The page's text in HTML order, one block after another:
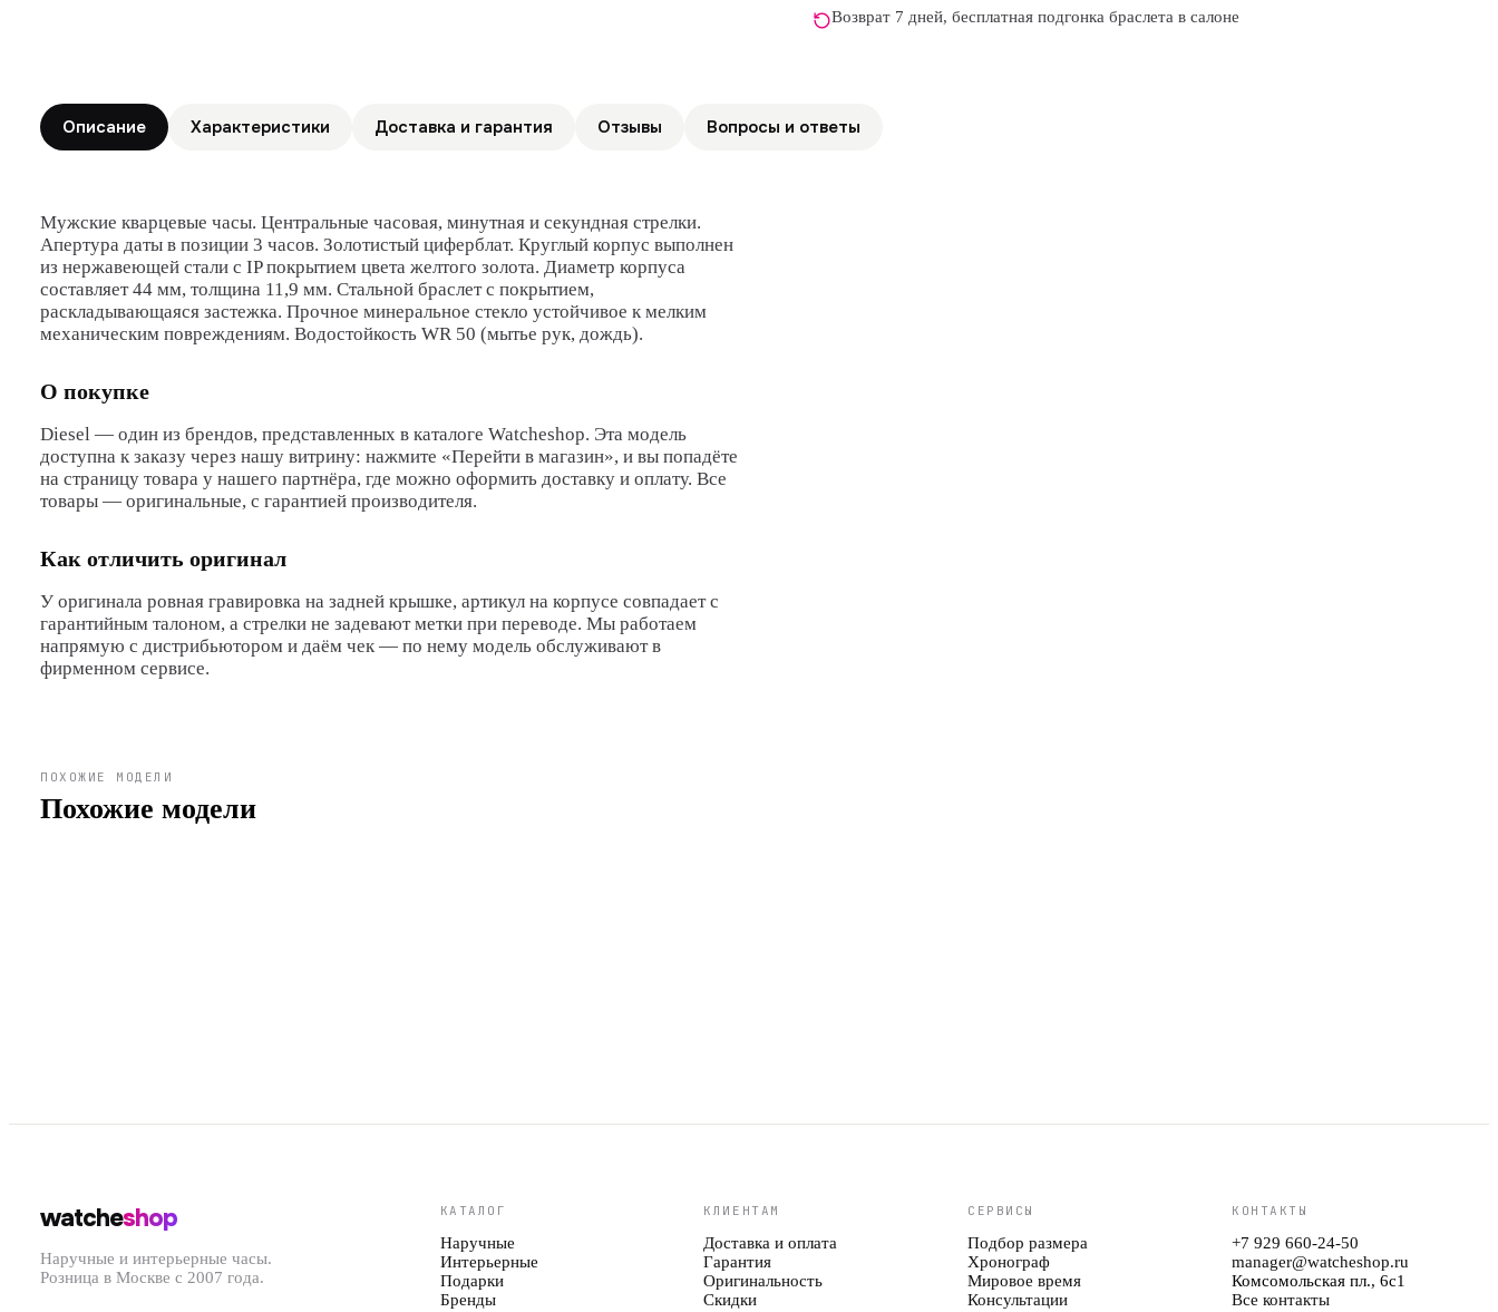
Возврат 7 дней, бесплатная подгонка браслета в салоне
Описание Характеристики Доставка и гарантия Отзывы Вопросы и ответы
Мужские кварцевые часы. Центральные часовая, минутная и секундная стрелки.
Апертура даты в позиции 3 часов. Золотистый циферблат. Круглый корпус выполнен
из нержавеющей стали с IP покрытием цвета желтого золота. Диаметр корпуса
составляет 44 мм, толщина 11,9 мм. Стальной браслет с покрытием,
раскладывающаяся застежка. Прочное минеральное стекло устойчивое к мелким
механическим повреждениям. Водостойкость WR 50 (мытье рук, дождь).
О покупке
Diesel — один из брендов, представленных в каталоге Watcheshop. Эта модель
доступна к заказу через нашу витрину: нажмите «Перейти в магазин», и вы попадёте
на страницу товара у нашего партнёра, где можно оформить доставку и оплату. Все
товары — оригинальные, с гарантией производителя.
Как отличить оригинал
У оригинала ровная гравировка на задней крышке, артикул на корпусе совпадает с
гарантийным талоном, а стрелки не задевают метки при переводе. Мы работаем
напрямую с дистрибьютором и даём чек — по нему модель обслуживают в
фирменном сервисе.
ПОХОЖИЕ МОДЕЛИ
Похожие модели
watcheshop
Наручные и интерьерные часы.
Розница в Москве с 2007 года.
КАТАЛОГ
Наручные
Интерьерные
Подарки
Бренды
КЛИЕНТАМ
Доставка и оплата
Гарантия
Оригинальность
Скидки
СЕРВИСЫ
Подбор размера
Хронограф
Мировое время
Консультации
КОНТАКТЫ
+7 929 660-24-50
manager@watcheshop.ru
Комсомольская пл., 6с1
Все контакты